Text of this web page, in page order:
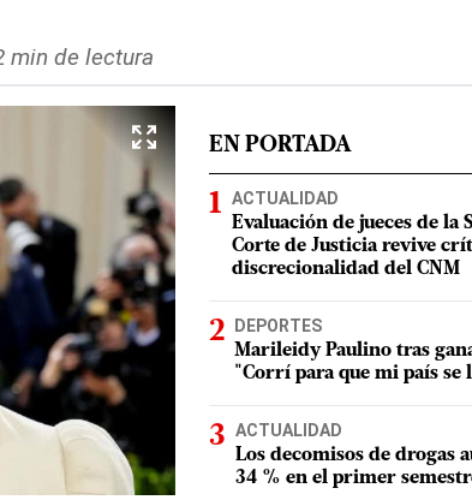
min de lectura
EN PORTADA
ACTUALIDAD
Evaluación de jueces de la
Corte de Justicia revive
discrecionalidad del CNM
DEPORTES
Marileidy Paulino tras
"Corrí para que mi país se
ACTUALIDAD
Los decomisos de drogas
34 % en el primer